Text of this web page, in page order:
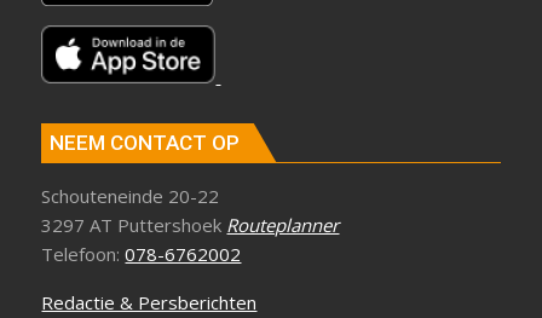
NEEM CONTACT OP
Schouteneinde 20-22
3297 AT Puttershoek Routeplanner
Telefoon:078-6762002
Redactie & Persberichten